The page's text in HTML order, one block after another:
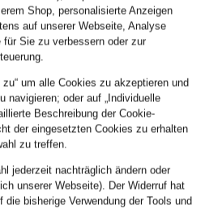
Shop, personalisierte Anzeigen
auf unserer Webseite, Analyse
Sie zu verbessern oder zur
um alle Cookies zu akzeptieren und
navigieren; oder auf „Individuelle
Beschreibung der Cookie-
der eingesetzten Cookies zu erhalten
zu treffen.
jederzeit nachträglich ändern oder
unserer Webseite). Der Widerruf hat
bisherige Verwendung der Tools und